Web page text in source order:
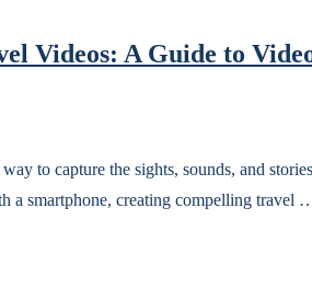
Videos: A Guide to
to capture the sights, sounds, and
a smartphone, creating compelling travel